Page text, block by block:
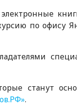
по офису
станут
.